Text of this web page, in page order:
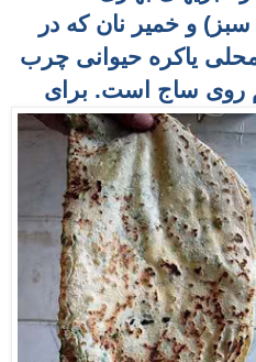
سبز) و خمیر نان که در
یاکره حیوانی چرب
روی ساج است. برای